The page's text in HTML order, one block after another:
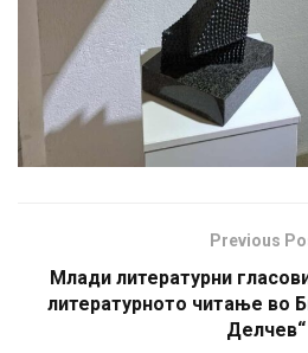
Previous
Млади литературни
литературното читање во
Делчев“